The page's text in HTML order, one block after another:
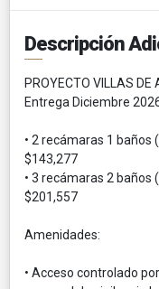
Descripción
PROYECTO VILLAS DE
Entrega Diciembre
• 2 recámaras 1 baños
$143,277
• 3 recámaras 2 baños
$201,557
Amenidades:
• Acceso controlado